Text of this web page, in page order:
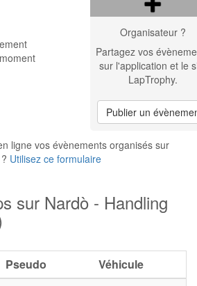
Organisateur ?
Partagez vos
sur l'application et le
LapTrophy.
Publier un
ligne vos évènements organisés sur
Utilisez ce formulaire
sur Nardò - Handling
Pseudo
Véhicule